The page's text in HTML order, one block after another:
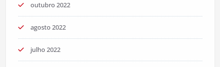
outubro 2022
agosto 2022
julho 2022